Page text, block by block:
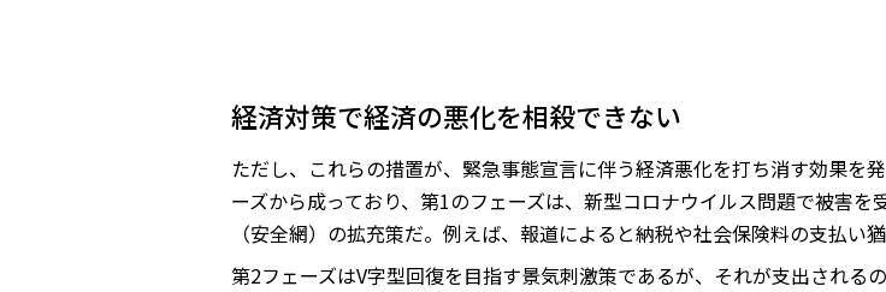
経済対策で経済の悪化を相殺できない
ただし、これらの措置が、緊急事態宣言に伴う経済悪化を打ち消す効果を
ーズから成っており、第1のフェーズは、新型コロナウイルス問題で被害
（安全網）の拡充策だ。例えば、報道によると納税や社会保険料の支払い
第2フェーズはV字型回復を目指す景気刺激策であるが、それが支出される